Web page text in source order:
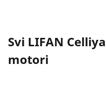
Svi LIFAN
motori